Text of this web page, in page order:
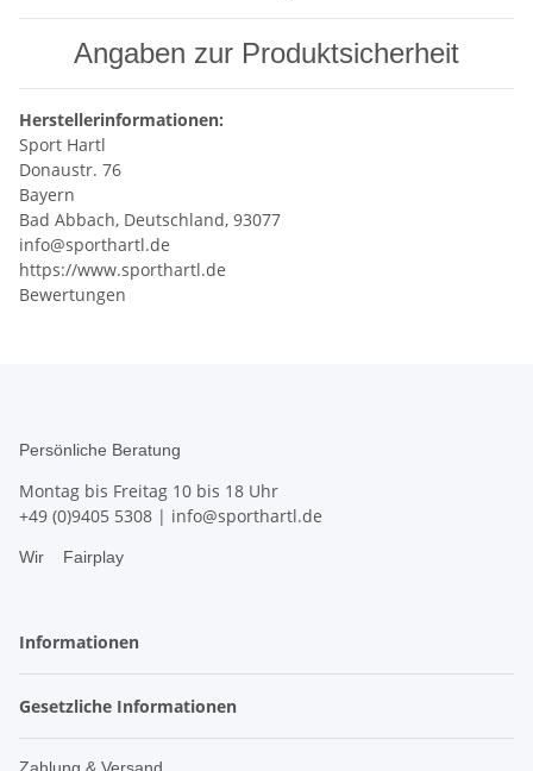
Angaben zur Produktsicherheit
Herstellerinformationen:
Sport Hartl
Donaustr. 76
Bayern
Bad Abbach, Deutschland, 93077
info@sporthartl.de
https://www.sporthartl.de
Bewertungen
Persönliche Beratung
Montag bis Freitag 10 bis 18 Uhr
+49 (0)9405 5308 | info@sporthartl.de
Wir Fairplay
Informationen
Gesetzliche Informationen